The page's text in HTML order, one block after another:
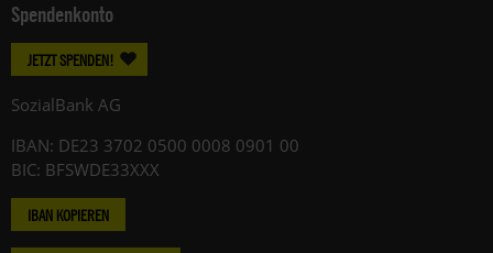
Spendenkonto
JETZT SPENDEN!
SozialBank AG
IBAN: DE23 3702 0500 0008 0901 00
BIC: BFSWDE33XXX
IBAN KOPIEREN